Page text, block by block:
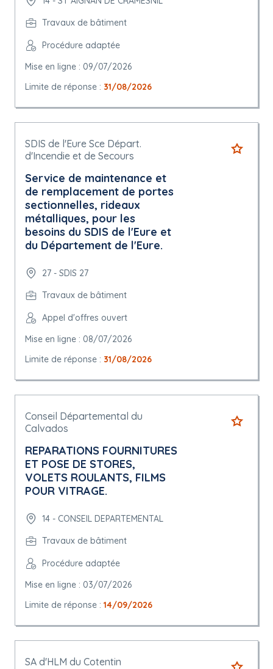
Travaux de bâtiment
Procédure adaptée
Mise en ligne : 09/07/2026
Limite de réponse : 31/08/2026
SDIS de l'Eure Sce Départ.
d'Incendie et de Secours
Service de maintenance et
de remplacement de portes
sectionnelles, rideaux
métalliques, pour les
besoins du SDIS de l'Eure et
du Département de l'Eure.
27 - SDIS 27
Travaux de bâtiment
Appel d'offres ouvert
Mise en ligne : 08/07/2026
Limite de réponse : 31/08/2026
Conseil Départemental du
Calvados
REPARATIONS FOURNITURES
ET POSE DE STORES,
VOLETS ROULANTS, FILMS
POUR VITRAGE.
14 - CONSEIL DEPARTEMENTAL
Travaux de bâtiment
Procédure adaptée
Mise en ligne : 03/07/2026
Limite de réponse : 14/09/2026
SA d'HLM du Cotentin